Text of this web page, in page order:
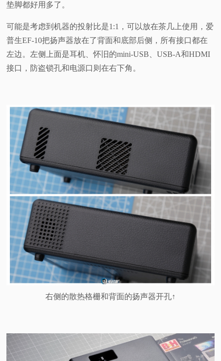
垫脚都好用多了。
可能是考虑到机器的投射比是1:1，可以放在茶几上使用，爱
普生EF-10把扬声器放在了背面和底部后侧，所有接口都在
左边。左侧上面是耳机、怀旧的mini-USB、USB-A和HDMI
接口，防盗锁孔和电源口则在右下角。
右侧的散热格栅和背面的扬声器开孔↑